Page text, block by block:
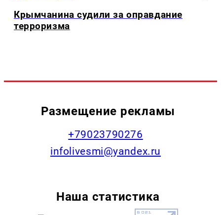
Крымчанина судили за оправдание
терроризма
Размещение рекламы
+79023790276
infolivesmi@yandex.ru
Наша статистика